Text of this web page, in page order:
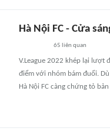
Hà Nội FC - Cửa
65 liên quan
V.League 2022 khép lại lượt
điểm với nhóm bám đuổi.
Hà Nội FC càng chứng tỏ